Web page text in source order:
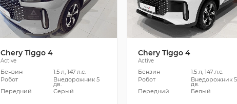
Chery Tiggo 4
Active
Бензин
1.5 л, 147 л.с.
Робот
Внедорожник 5
дв.
Передний
Серый
Chery Tiggo 4
Active
Бензин
1.5 л, 147 л.с.
Робот
Внедорожник 5
дв.
Передний
Белый